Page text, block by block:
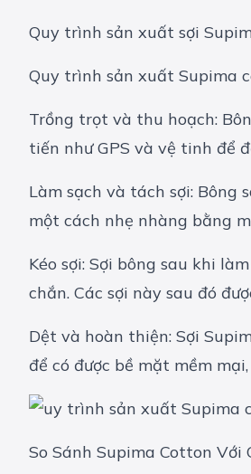
Quy trình sản xuất sợi
Quy trình sản xuất Supima
Trồng trọt và thu hoạch:
tiến như GPS và vệ tinh để
Làm sạch và tách sợi:
một cách nhẹ nhàng bằng
Kéo sợi: Sợi bông sau khi
chắn. Các sợi này sau đó
Dệt và hoàn thiện: Sợi
để có được bề mặt mềm
So Sánh Supima Cotton Với